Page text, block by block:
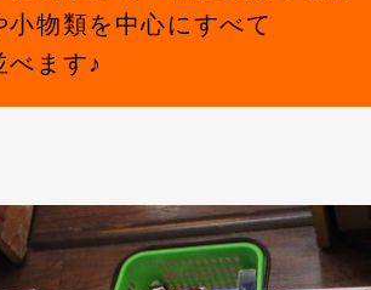
小物類を中心にすべて
べます♪